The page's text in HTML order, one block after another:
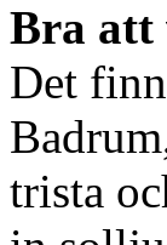
Bra att
Det
trista